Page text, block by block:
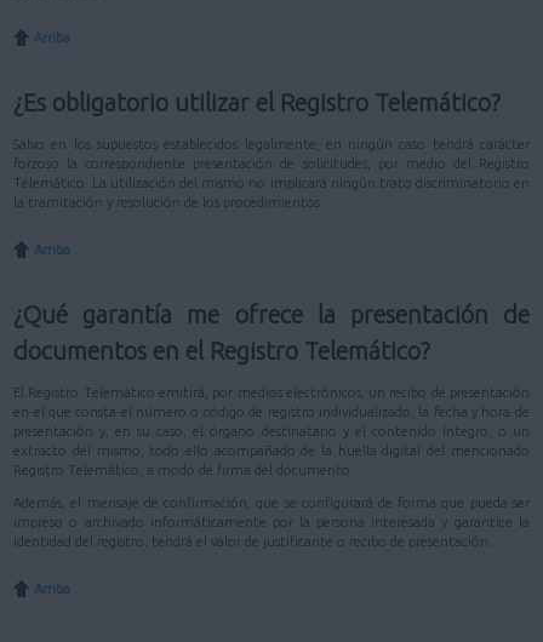
Arriba
¿Es obligatorio utilizar el Registro Telemático?
Salvo en los supuestos establecidos legalmente, en ningún caso tendrá carácter
forzoso la correspondiente presentación de solicitudes, por medio del Registro
Telemático. La utilización del mismo no implicará ningún trato discriminatorio en
la tramitación y resolución de los procedimientos.
Arriba
¿Qué garantía me ofrece la presentación de
documentos en el Registro Telemático?
El Registro Telemático emitirá, por medios electrónicos, un recibo de presentación
en el que consta el número o código de registro individualizado, la fecha y hora de
presentación y, en su caso, el órgano destinatario y el contenido íntegro, o un
extracto del mismo, todo ello acompañado de la huella digital del mencionado
Registro Telemático, a modo de firma del documento.
Además, el mensaje de confirmación, que se configurará de forma que pueda ser
impreso o archivado informáticamente por la persona interesada y garantice la
identidad del registro, tendrá el valor de justificante o recibo de presentación.
Arriba